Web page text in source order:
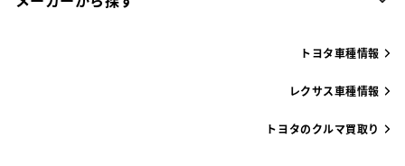
トヨタ車種情報
レクサス車種情報
トヨタのクルマ買取り